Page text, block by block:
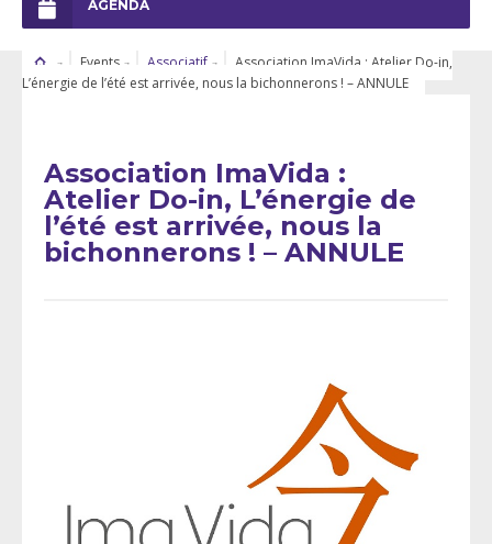
AGENDA
Events Associatif
Association ImaVida : Atelier Do-in,
L’énergie de l’été est arrivée, nous la bichonnerons ! – ANNULE
Association ImaVida :
Atelier Do-in, L’énergie de
l’été est arrivée, nous la
bichonnerons ! – ANNULE